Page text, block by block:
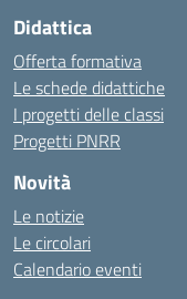
Didattica
Offerta formativa
Le schede didattiche
I progetti delle classi
Progetti PNRR
Novità
Le notizie
Le circolari
Calendario eventi